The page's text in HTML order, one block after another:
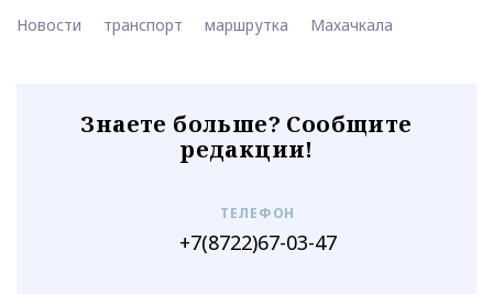
Новости транспорт маршрутка Махачкала
Знаете больше? Сообщите
редакции!
ТЕЛЕФОН
+7(8722)67-03-47